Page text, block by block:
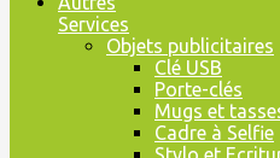
Services
Objets publicitaires
Clé USB
Porte-clés
Mugs et
Cadre à Selfie